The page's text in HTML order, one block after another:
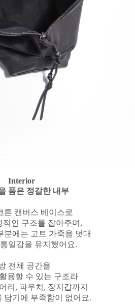
Interior
품은 정갈한 내부
튼 캔버스 베이스로
적인 구조를 잡아주며,
분에는 고트 가죽을 덧대
일감을 유지했어요.
전체 공간을
용할 수 있는 구조라
리, 파우치, 장지갑까지
담기에 부족함이 없어요.